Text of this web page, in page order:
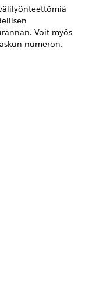
Voit myös
numeron.